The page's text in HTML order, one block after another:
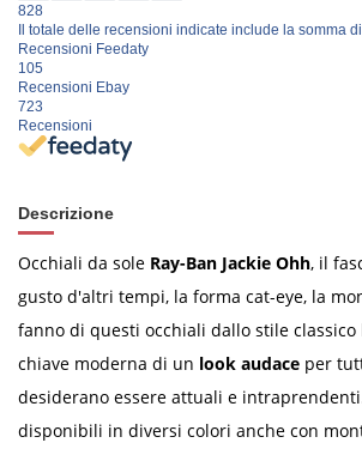
828
Il totale delle recensioni indicate include la somma
Recensioni Feedaty
105
Recensioni Ebay
723
Recensioni
Descrizione
Occhiali da sole Ray-Ban Jackie Ohh, il
gusto d'altri tempi, la forma cat-eye, la
fanno di questi occhiali dallo stile
chiave moderna di un look audace per
desiderano essere attuali e
disponibili in diversi colori anche con